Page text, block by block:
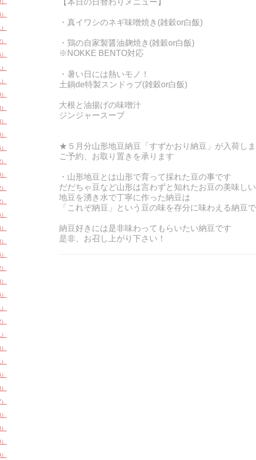
【本日の日替わりメニュー】
・真イワシのネギ味噌焼き(雑穀or白飯)
・鶏の自家製醤油麹焼き (雑穀or白飯)
※NOKKE BENTO対応
・暑い日には熱いモノ！
土鍋de特製スンドゥブ(雑穀or白飯)
大根と油揚げの味噌汁
ジンジャースープ
★５月分山形地豆納豆「すずかおり納豆」が入荷し
ご予約、お取り置きを承ります
・山形地豆とは山形で育って採れた豆の事です
だだちゃ豆など山形は言わずと知れたお豆の美味し
地豆を湧き水で丁寧に作った納豆は
「これぞ納豆」という豆の味を存分に味わえる納豆
納豆好きには是非味わってもらいたい納豆です
是非、お召し上がり下さい！